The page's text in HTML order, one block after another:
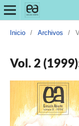
Inicio / Archivos /
Vol. 2